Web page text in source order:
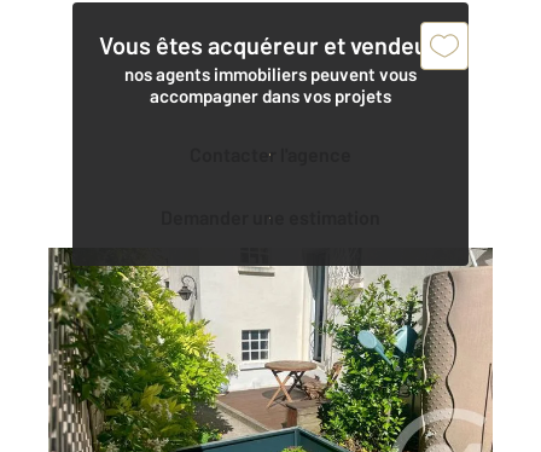
Vous êtes acquéreur et vendeur,
nos agents immobiliers peuvent vous
accompagner dans vos projets
Contacter l'agence
Demander une estimation
VANVES 92
61 m2, 3 pièces
Ref : 562
Appartement F3 à vendre
479 000 €